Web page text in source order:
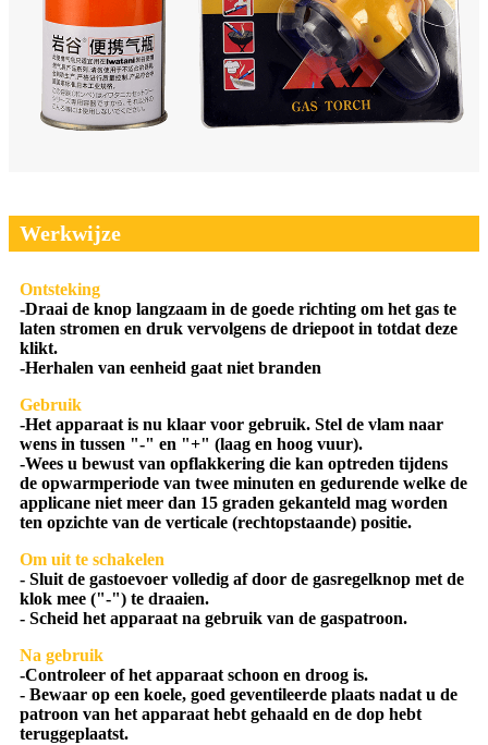
Werkwijze
Ontsteking
-Draai de knop langzaam in de goede richting om het gas te
laten stromen en druk vervolgens de driepoot in totdat deze
klikt.
-Herhalen van eenheid gaat niet branden
Gebruik
-Het apparaat is nu klaar voor gebruik. Stel de vlam naar
wens in tussen "-" en "+" (laag en hoog vuur).
-Wees u bewust van opflakkering die kan optreden tijdens
de opwarmperiode van twee minuten en gedurende welke de
applicane niet meer dan 15 graden gekanteld mag worden
ten opzichte van de verticale (rechtopstaande) positie.
Om uit te schakelen
- Sluit de gastoevoer volledig af door de gasregelknop met de
klok mee ("-") te draaien.
- Scheid het apparaat na gebruik van de gaspatroon.
Na gebruik
-Controleer of het apparaat schoon en droog is.
- Bewaar op een koele, goed geventileerde plaats nadat u de
patroon van het apparaat hebt gehaald en de dop hebt
teruggeplaatst.